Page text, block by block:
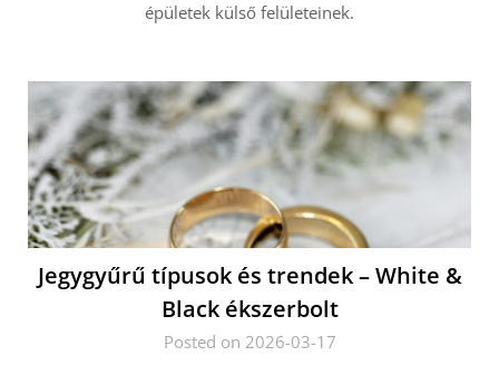
épületek külső felületeinek.
Jegygyűrű típusok és trendek – White &
Black ékszerbolt
Posted on 2026-03-17